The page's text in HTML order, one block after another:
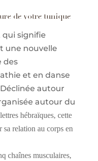
de votre tunique
qui signifie
une nouvelle
des
et en danse
autour
autour du
hébraïques, cette
sa relation au corps en
chaînes musculaires,